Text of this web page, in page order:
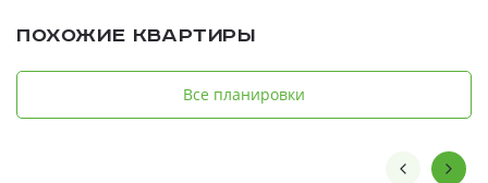
Похожие квартиры
Все планировки